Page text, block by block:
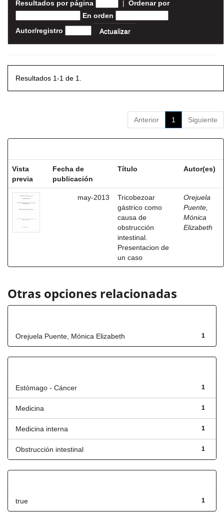
Resultados por página | Ordenar por
En orden
Autor/registro
Resultados 1-1 de 1.
Anterior 1 Siguiente
Vista
previa
Fecha de
publicación
Título Autor(es)
may-2013
Tricobezoar
gástrico como
causa de
obstrucción
intestinal.
Presentacion de
un caso
Orejuela
Puente,
Mónica
Elizabeth
Otras opciones relacionadas
1
Orejuela Puente, Mónica Elizabeth
1
Estómago - Cáncer
1
Medicina
1
Medicina interna
1
Obstrucción intestinal
1
true